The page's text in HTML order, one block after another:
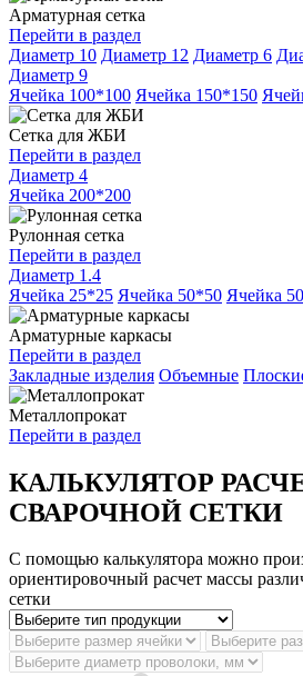
Арматурная сетка
Перейти в раздел
Диаметр 10 Диаметр 12 Диаметр 6
Диаметр 9
Ячейка 100*100 Ячейка 150*150
Сетка для ЖБИ
Перейти в раздел
Диаметр 4
Ячейка 200*200
Рулонная сетка
Перейти в раздел
Диаметр 1.4
Ячейка 25*25 Ячейка 50*50 Ячейка
Арматурные каркасы
Перейти в раздел
Закладные изделия Объемные
Металлопрокат
Перейти в раздел
КАЛЬКУЛЯТОР
СВАРОЧНОЙ СЕТКИ
С помощью калькулятора можно
ориентировочный расчет массы
сетки